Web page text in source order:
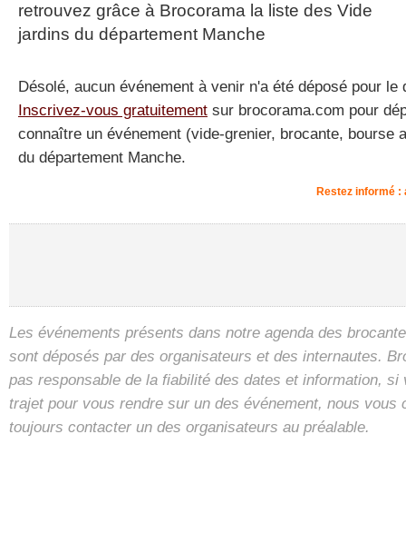
retrouvez grâce à Brocorama la liste des Vide
jardins du département Manche
Désolé, aucun événement à venir n'a été déposé pour le
Inscrivez-vous gratuitement sur brocorama.com pour
connaître un événement (vide-grenier, brocante, bourse
du département Manche.
Restez informé :
Les événements présents dans notre agenda des
sont déposés par des organisateurs et des internautes.
pas responsable de la fiabilité des dates et information, si
trajet pour vous rendre sur un des événement, nous vous
toujours contacter un des organisateurs au préalable.